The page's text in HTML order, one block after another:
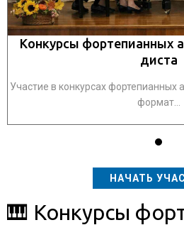
Конкурсы фортепианных
диста
Участие в конкурсах фортепианных
формат...
НАЧАТЬ
🎹 Конкурсы